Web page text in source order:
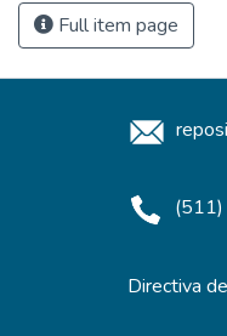
Full item page
Directiva